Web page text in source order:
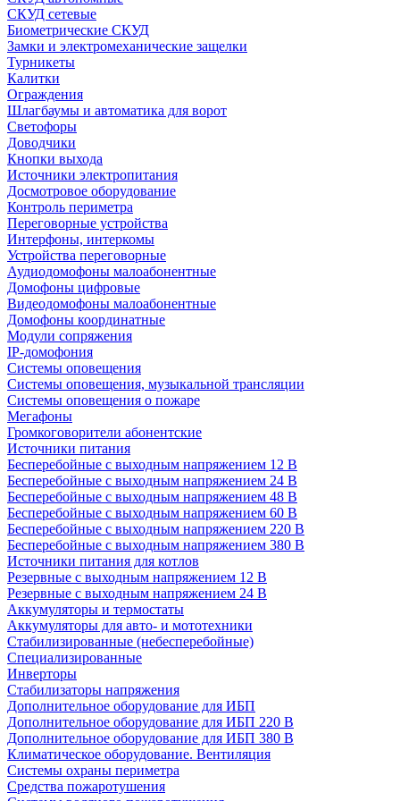
СКУД сетевые
Биометрические СКУД
Замки и электромеханические защелки
Турникеты
Калитки
Ограждения
Шлагбаумы и автоматика для ворот
Светофоры
Доводчики
Кнопки выхода
Источники электропитания
Досмотровое оборудование
Контроль периметра
Переговорные устройства
Интерфоны, интеркомы
Устройства переговорные
Аудиодомофоны малоабонентные
Домофоны цифровые
Видеодомофоны малоабонентные
Домофоны координатные
Модули сопряжения
IP-домофония
Системы оповещения
Системы оповещения, музыкальной трансляции
Системы оповещения о пожаре
Мегафоны
Громкоговорители абонентские
Источники питания
Бесперебойные с выходным напряжением 12 В
Бесперебойные с выходным напряжением 24 В
Бесперебойные с выходным напряжением 48 В
Бесперебойные с выходным напряжением 60 В
Бесперебойные с выходным напряжением 220 В
Бесперебойные с выходным напряжением 380 В
Источники питания для котлов
Резервные с выходным напряжением 12 В
Резервные с выходным напряжением 24 В
Аккумуляторы и термостаты
Аккумуляторы для авто- и мототехники
Стабилизированные (небесперебойные)
Специализированные
Инверторы
Стабилизаторы напряжения
Дополнительное оборудование для ИБП
Дополнительное оборудование для ИБП 220 В
Дополнительное оборудование для ИБП 380 В
Климатическое оборудование. Вентиляция
Системы охраны периметра
Средства пожаротушения